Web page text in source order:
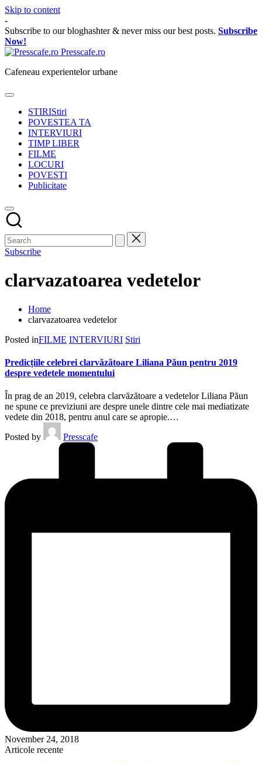
Skip to content
-
Subscribe to our bloghashter & never miss our best posts. Subscribe
Now!
Presscafe.ro
Cafeneau experientelor urbane
STIRIStiri
POVESTEA TA
INTERVIURI
TIMP LIBER
FILME
LOCURI
POVESTI
Publicitate
Subscribe
clarvazatoarea vedetelor
Home
clarvazatoarea vedetelor
Posted inFILME INTERVIURI Stiri
Predicțiile celebrei clarvăzătoare Liliana Păun pentru 2019
despre vedetele momentului
În prag de an 2019, celebra clarvăzătoare a vedetelor Liliana Păun
ne spune ce previziuni are despre unele dintre cele mai mediatizate
vedete din 2018, pentru anul care se apropie.…
Posted by
Presscafe
November 24, 2018
Articole recente